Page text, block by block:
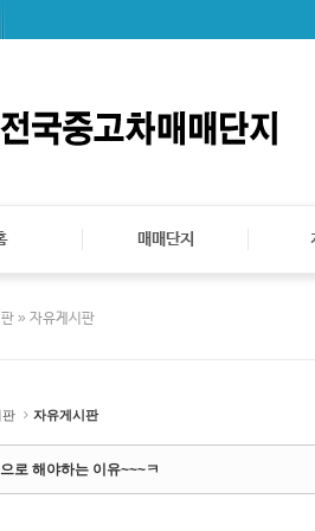
매매단지
» 자유게시판
판 자유게시판
로 해야하는 이유~~~ㅋ